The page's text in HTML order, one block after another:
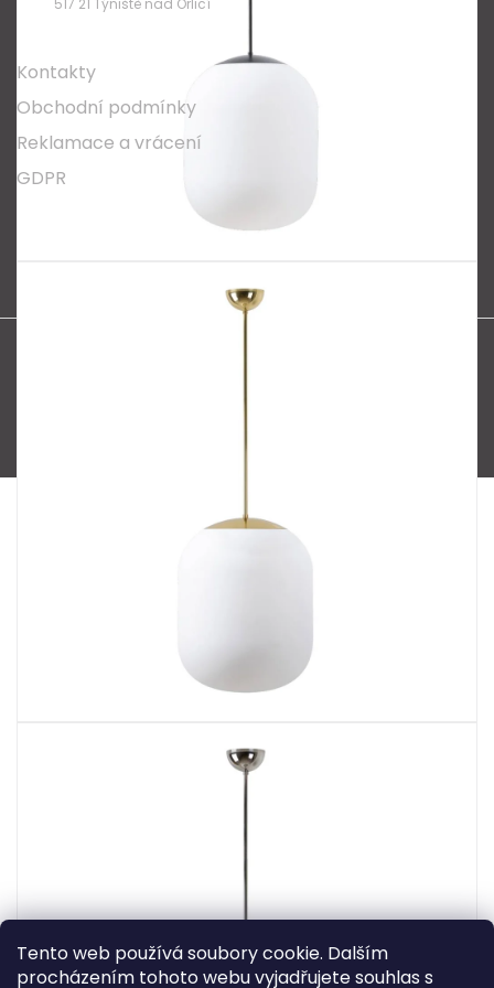
Tento web používá soubory cookie. Dalším
procházením tohoto webu vyjadřujete souhlas s
517 21 Týniště nad Orlicí
Kontakty
Obchodní podmínky
Reklamace a vrácení
GDPR
Nordlux Explore Nordlux Landon
vyhrazena.